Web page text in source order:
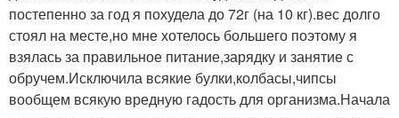
постепенно за год я похудела до 72г (на 10 кг).вес долго
стоял на месте,но мне хотелось большего поэтому я
взялась за правильное питание,зарядку и занятие с
обручем.Исключила всякие булки,колбасы,чипсы
вообщем всякую вредную гадость для организма.Начала